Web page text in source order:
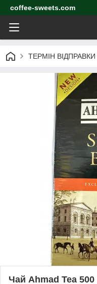
coffee-sweets.com
ТЕРМІН
Чай Ahmad Tea